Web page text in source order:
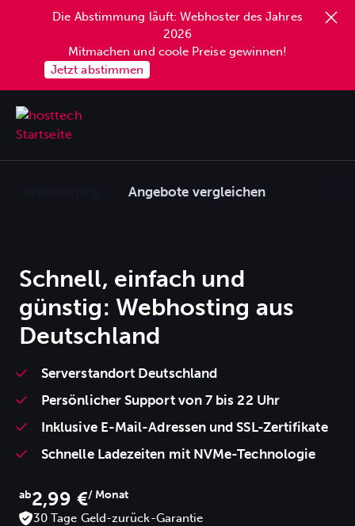
Die Abstimmung läuft: Webhoster des Jahres
2026
Mitmachen und coole Preise gewinnen!
Jetzt abstimmen
Angebote vergleichen
Schnell, einfach und
günstig: Webhosting aus
Deutschland
Serverstandort Deutschland
Persönlicher Support von 7 bis 22 Uhr
Inklusive E-Mail-Adressen und SSL-Zertifikate
Schnelle Ladezeiten mit NVMe-Technologie
ab2,99 €/ Monat
30 Tage Geld-zurück-Garantie